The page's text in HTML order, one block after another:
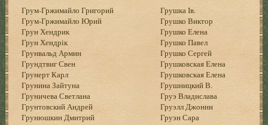
Грум-Гржимайло Григорий
Грум-Гржимайло Юрий
Грун Хендрик
Грун Хендрік
Грунвальд Армин
Грундтвиг Свен
Грунерт Карл
Грунина Зайтуна
Груничева Светлана
Грунтовский Андрей
Грунюшкин Дмитрий
Грушка Ів.
Грушко Виктор
Грушко Елена
Грушко Павел
Грушко Сергей
Грушковская Елена
Грушковская Елена
Грушницкий В.
Груэ Владислава
Груэлл Джонни
Груэн Сара